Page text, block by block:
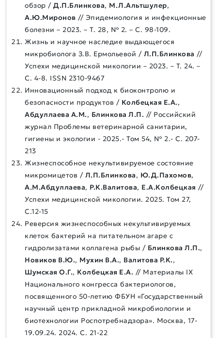
обзор / Д.П.Блинкова, М.Л.Альтшулер,
А.Ю.Миронов // Эпидемиология и инфекционные
болезни – 2023. – Т. 28, № 2. – С. 98-109.
Жизнь и научное наследие выдающегося
микробиолога З.В. Ермольевой / Л.П.Блинкова //
Успехи медицинской микологии – 2023. – Т. 24. –
С. 4-8. ISSN 2310-9467
Инновационный подход к биоконтролю и
безопасности продуктов / Колбецкая Е.А.,
Абдуллаева А.М., Блинкова Л.П. // Российский
журнал Проблемы ветеринарной санитарии,
гигиены и экологии - 2025.- Том 54, № 2.- С. 207-
213
Жизнеспособное некультивируемое состояние
микромицетов / Л.П.Блинкова, Ю.Д.Пахомов,
А.М.Абдуллаева, Р.К.Валитова, Е.А.Колбецкая //
Успехи медицинской микологии. 2025. Том 27,
С.12-15
Реверсия жизнеспособных некультивируемых
клеток бактерий на питательном агаре с
гидролизатами коллагена рыбы / Блинкова Л.П.,
Новиков В.Ю., Мухин В.А., Валитова Р.К.,
Шумская О.Г., Колбецкая Е.А. // Материалы IX
Национального конгресса бактериологов,
посвященного 50-летию ФБУН «Государственный
научный центр прикладной микробиологии и
биотехнологии Роспотребнадзора». Москва, 17-
19.09.24. 2024. С. 21-22